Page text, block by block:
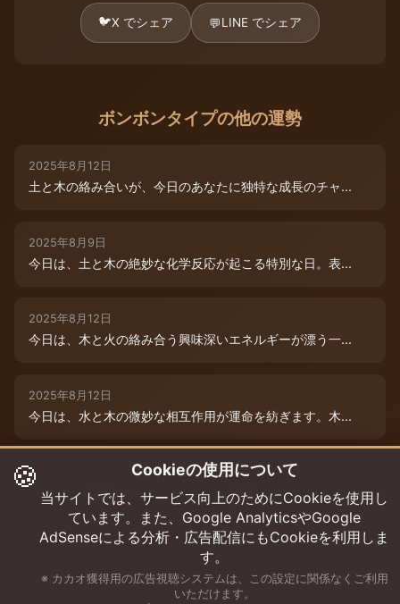
🐦X でシェア 💬LINE でシェア
ボンボンタイプの他の運勢
2025年8月12日
土と木の絡み合いが、今日のあなたに独特な成長のチャ...
2025年8月9日
今日は、土と木の絶妙な化学反応が起こる特別な日。表...
2025年8月12日
今日は、木と火の絡み合う興味深いエネルギーが漂う一...
2025年8月12日
今日は、水と木の微妙な相互作用が運命を紡ぎます。木...
2025年8月12日
今日は、情熱的な炎のエネルギーと柔軟な木のしなやか...
🍪 Cookieの使用について
当サイトでは、サービス向上のためにCookieを使用し
ています。また、Google AnalyticsやGoogle
AdSenseによる分析・広告配信にもCookieを利用しま
す。
※ カカオ獲得用の広告視聴システムは、この設定に関係なくご利用
いただけます。